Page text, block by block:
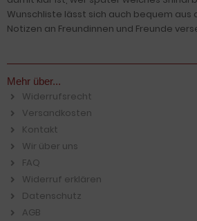
Wunschliste lässt sich auch bequem aus
Notizen an Freundinnen und Freunde
Mehr über...
Widerrufsrecht
Versandkosten
Kontakt
Wir über uns
FAQ
Widerruf erklären
Datenschutz
AGB